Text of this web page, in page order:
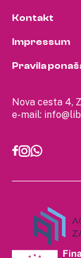
Nova cesta 4,
e-mail:
Kontakt
Impressum
Pravila